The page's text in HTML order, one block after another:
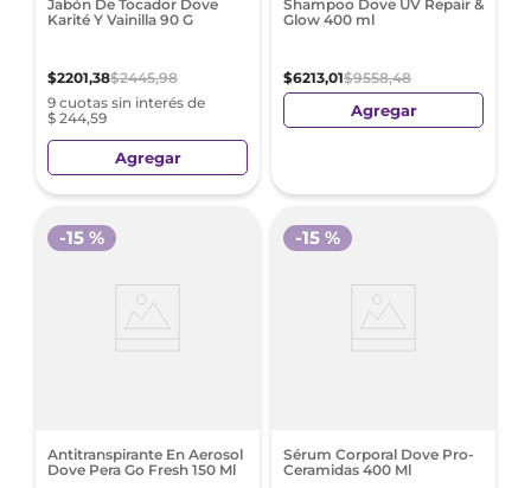
Jabón De Tocador Dove
Karité Y Vainilla 90 G
$2201,38$2445,98
9 cuotas sin interés de
$ 244,59
Agregar
Shampoo Dove UV Repair &
Glow 400 ml
$6213,01$9558,48
Agregar
Antitranspirante En Aerosol
Dove Pera Go Fresh 150 Ml
-15 %
Sérum Corporal Dove Pro-
Ceramidas 400 Ml
-15 %